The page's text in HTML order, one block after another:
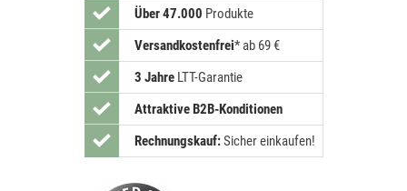
Über 47.000 Produkte
Versandkostenfrei* ab 69 €
3 JahreLTT-Garantie
Attraktive B2B-Konditionen
Rechnungskauf:Sicher einkaufen!